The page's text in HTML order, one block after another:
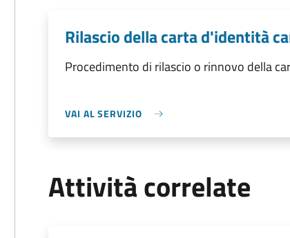
Rilascio della carta d'identità
Procedimento di rilascio o rinnovo della
VAI AL SERVIZIO
Attività correlate